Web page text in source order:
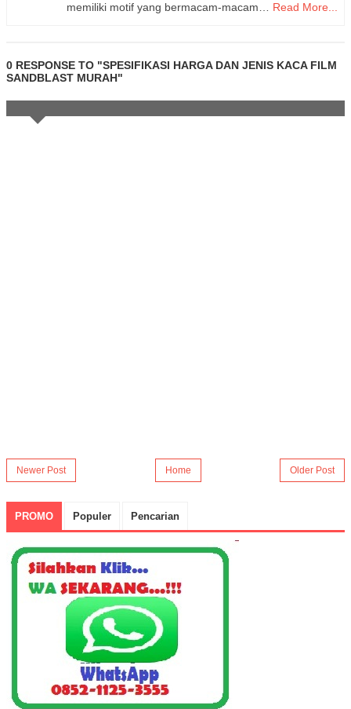
memiliki motif yang bermacam-macam…
Read More...
0 RESPONSE TO "SPESIFIKASI HARGA DAN JENIS KACA FILM
SANDBLAST MURAH"
Newer Post Older Post
Home
PROMO Populer Pencarian